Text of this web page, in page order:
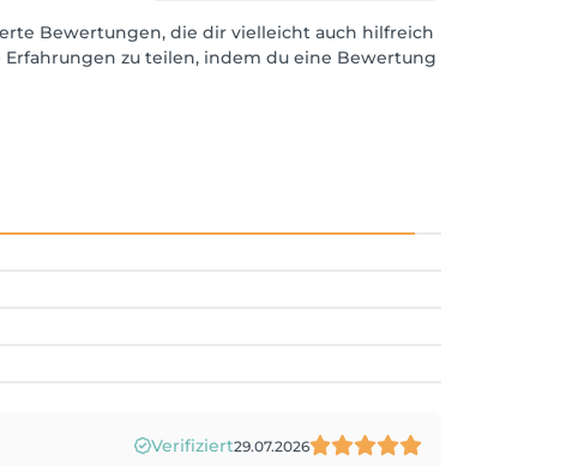
Bewertungen, die dir vielleicht auch hilfreich
zu teilen, indem du eine Bewertung
Verifiziert29.07.2026